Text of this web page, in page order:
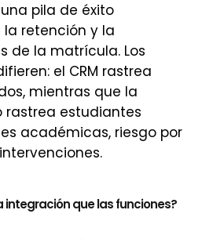
pila de éxito
retención y la
de la matrícula. Los
el CRM rastrea
mientras que la
estudiantes
académicas, riesgo por
integración que las funciones?